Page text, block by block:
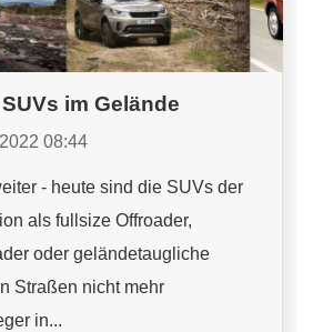
im Gelände
08:44
- heute sind die SUVs der
als fullsize Offroader,
oder geländetaugliche
Straßen nicht mehr
in...